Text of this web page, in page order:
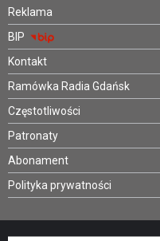
Reklama
BIP
Kontakt
Ramówka Radia Gdańsk
Częstotliwości
Patronaty
Abonament
Polityka prywatności